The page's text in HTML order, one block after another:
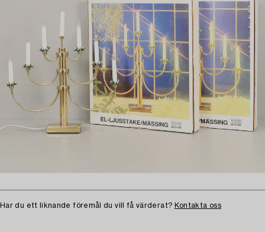
Har du ett liknande föremål du vill få värderat? Kontakta oss